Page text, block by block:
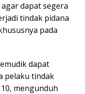
dapat segera
tindak pidana
pada
dapat
pelaku tindak
mengunduh